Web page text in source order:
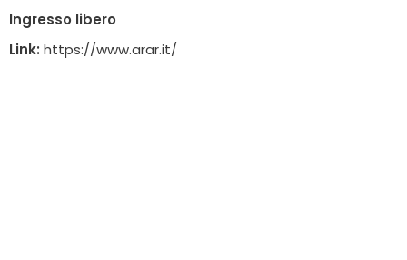
Ingresso libero
Link: https://www.arar.it/